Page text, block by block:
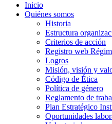
Inicio
Quiénes somos
Historia
Estructura
Criterios de acción
Registro web
Logros
Misión, visión y
Código de Ética
Política de género
Reglamento de
Plan Estratégico
Oportunidades